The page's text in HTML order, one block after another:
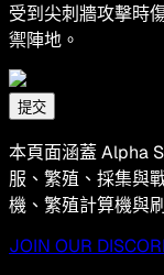
受到尖刺牆攻擊時
禦陣地。
提交
本頁面涵蓋 Alpha
服、繁殖、採集與
機、繁殖計算機與
JOIN OUR